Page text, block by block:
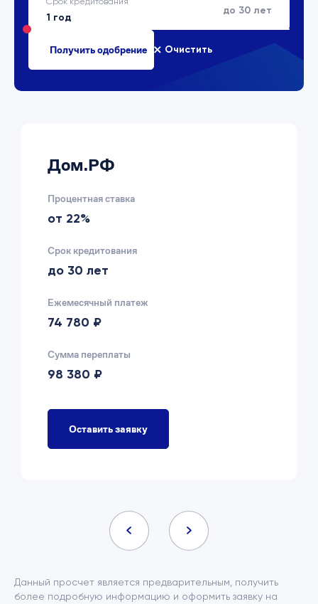
до 30 лет
Очистить
Дом.РФ
Процентная ставка
от 22%
Срок кредитования
до 30 лет
Ежемесячный платеж
74 780 ₽
Сумма переплаты
98 380 ₽
Оставить заявку
Данный просчет является предварительным, получить
более подробную информацию и оформить заявку на